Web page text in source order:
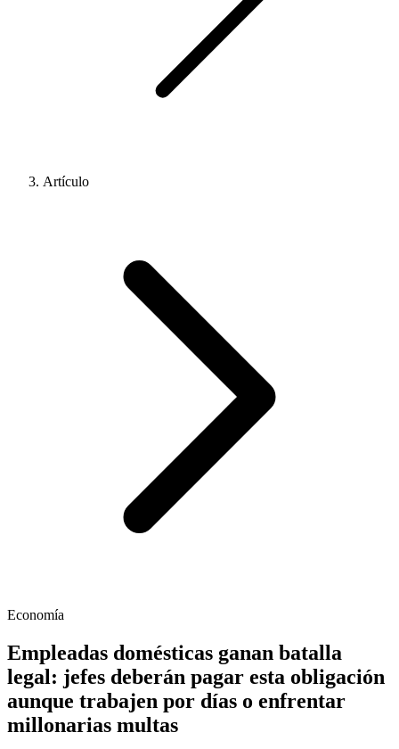
Artículo
Economía
Empleadas domésticas ganan batalla
legal: jefes deberán pagar esta obligación
aunque trabajen por días o enfrentar
millonarias multas